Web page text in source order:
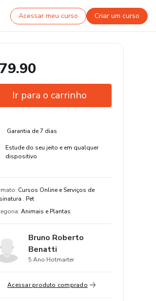
Acessar meu curso Criar um curso
Ir para o carrinho
Garantia de 7 dias
Estude do seu jeito e em qualquer
dispositivo
: Cursos Online e Serviços de
. Pet
: Animais e Plantas
Bruno Roberto
Benatti
5 Ano Hotmarter
Acessar produto comprado